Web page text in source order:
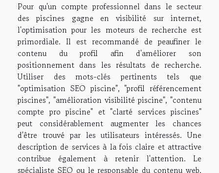
Pour qu'un compte professionnel dans le secteur
des piscines gagne en visibilité sur internet,
l'optimisation pour les moteurs de recherche est
primordiale. Il est recommandé de peaufiner le
contenu du profil afin d'améliorer son
positionnement dans les résultats de recherche.
Utiliser des mots-clés pertinents tels que
"optimisation SEO piscine", "profil référencement
piscines", "amélioration visibilité piscine", "contenu
compte pro piscine" et "clarté services piscines"
peut considérablement augmenter les chances
d'être trouvé par les utilisateurs intéressés. Une
description de services à la fois claire et attractive
contribue également à retenir l'attention. Le
spécialiste SEO ou le responsable du contenu web,